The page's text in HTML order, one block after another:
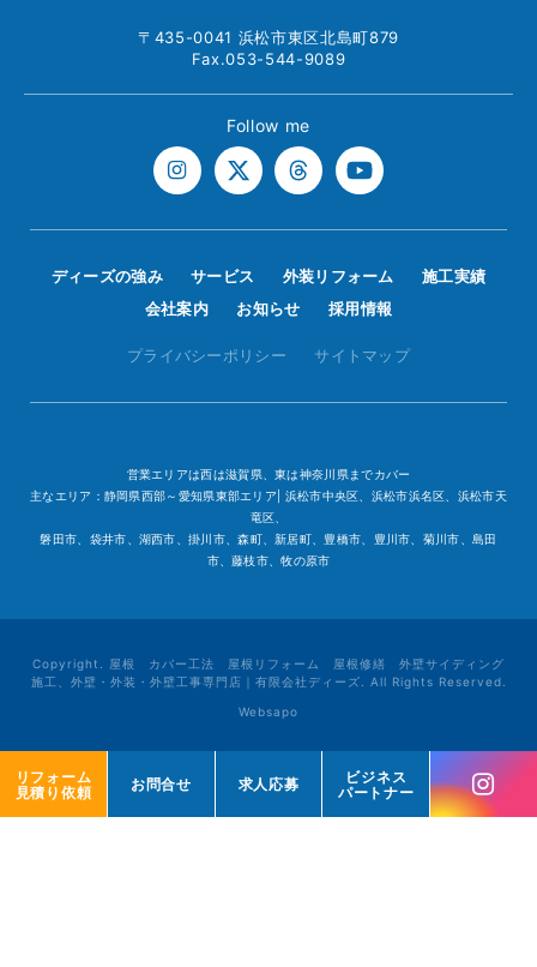
リフォーム
見積り依頼
お問合せ 求人応募
ビジネス
パートナー
リフォーム
見積り依頼
お問合せ 求人応募
ビジネス
パートナー
〒435-0041 浜松市東区北島町879
Fax.053-544-9089
Follow me
ディーズの強み サービス 外装リフォーム
施工実績
会社案内
お知らせ 採用情報
プライバシーポリシー サイトマップ
営業エリアは西は滋賀県、東は神奈川県までカバー
主なエリア：静岡県西部～愛知県東部エリア| 浜松市中央区、浜松市浜名区、浜松市天
竜区、
磐田市、袋井市、湖西市、掛川市、森町、新居町、豊橋市、豊川市、菊川市、島田
市、藤枝市、牧の原市
Copyright. 屋根 カバー工法 屋根リフォーム 屋根修繕 外壁サイディング
施工、外壁・外装・外壁工事専門店｜有限会社ディーズ. All Rights Reserved.
Websapo